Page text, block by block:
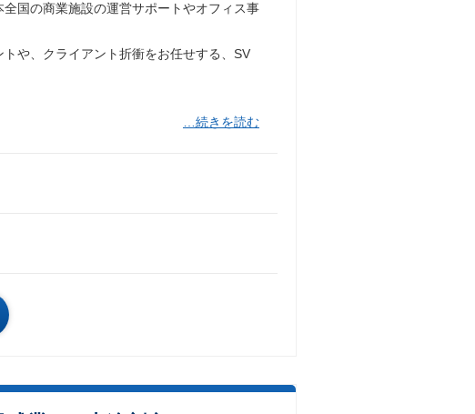
国の商業施設の運営サポートやオフィス事
や、クライアント折衝をお任せする、SV
…続きを読む